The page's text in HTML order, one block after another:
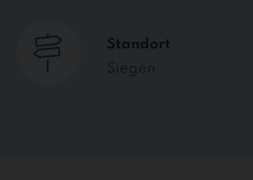
Standort
Siegen